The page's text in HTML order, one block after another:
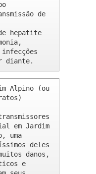
de
hepatite
diante.
Alpino (ou
em Jardim
uma
deles
danos,
e